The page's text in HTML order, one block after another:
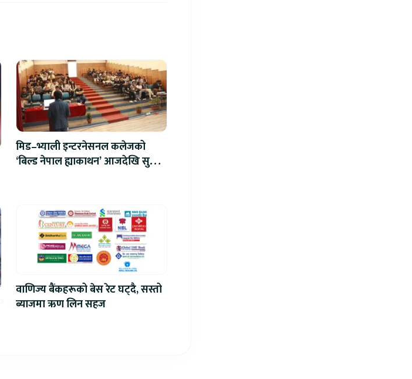
मिड–भ्याली इन्टरनेसनल कलेजको
‘बिल्ड नेपाल ह्याकाथन’ आजदेखि सुरु,
वाणिज्य बैंकहरूको बेस रेट घट्दै, सस्तो
ब्याजमा ऋण लिन सहज